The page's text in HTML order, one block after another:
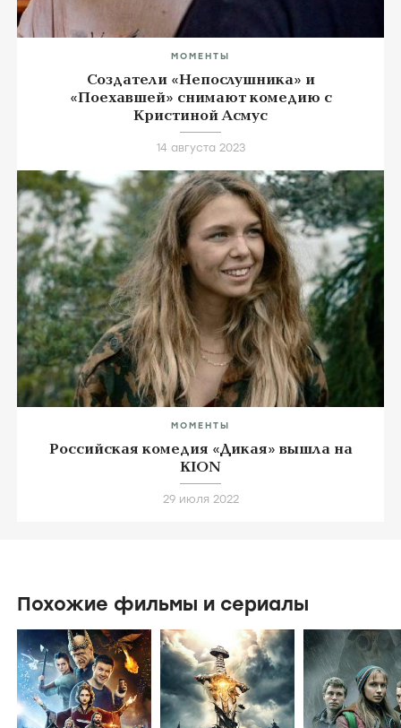
МОМЕНТЫ
Создатели «Непослушника» и
«Поехавшей» снимают комедию с
Кристиной Асмус
14 августа 2023
МОМЕНТЫ
Российская комедия «Дикая» вышла на
KION
29 июля 2022
Похожие фильмы и сериалы